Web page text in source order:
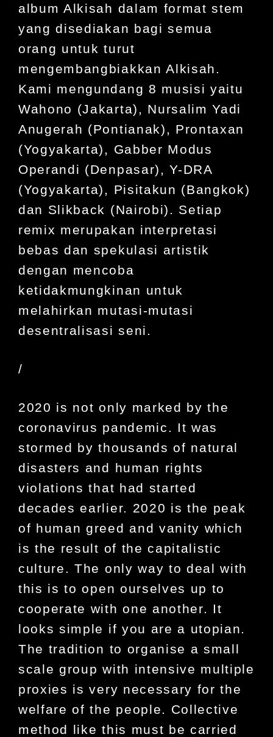
albumAlkisah dalam format stem
yang disediakan bagi semua
orang untuk turut
mengembangbiakkan Alkisah.
Kami mengundang 8 musisi yaitu
Wahono (Jakarta), Nursalim Yadi
Anugerah (Pontianak), Prontaxan
(Yogyakarta), Gabber Modus
Operandi (Denpasar), Y-DRA
(Yogyakarta), Pisitakun (Bangkok)
dan Slikback (Nairobi). Setiap
remix merupakan interpretasi
bebas dan spekulasi artistik
dengan mencoba
ketidakmungkinan untuk
melahirkan mutasi-mutasi
desentralisasi seni.
/
2020 is not only marked by the
coronavirus pandemic. It was
stormed by thousands of natural
disasters and human rights
violations that had started
decades earlier. 2020 is the peak
of human greed and vanity which
is the result of the capitalistic
culture. The only way to deal with
this is to open ourselves up to
cooperate with one another. It
looks simple if you are a utopian.
The tradition to organise a small
scale group with intensive multiple
proxies is very necessary for the
welfare of the people. Collective
method like this must be carried